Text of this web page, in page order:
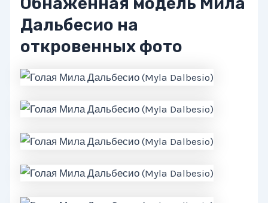
Дальбесио на
откровенных фото